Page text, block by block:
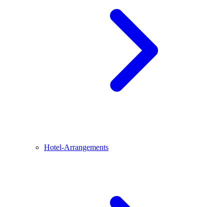
Hotel-Arrangements